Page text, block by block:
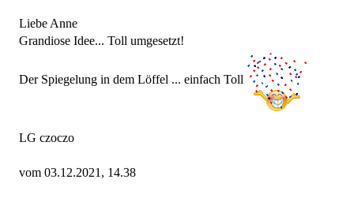
Liebe Anne
Grandiose Idee... Toll umgesetzt!
Der Spiegelung in dem Löffel ... einfach Toll
LG czoczo
vom 03.12.2021, 14.38